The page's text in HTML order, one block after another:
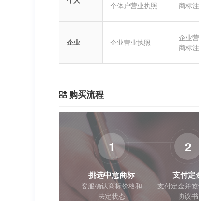
个体户营业执照 商标
企业
企业营业执照
企业
商标
购买流程
1
挑选中意商标
客服确认商标价格和
法定状态
2
支付定
支付定金并
协议书